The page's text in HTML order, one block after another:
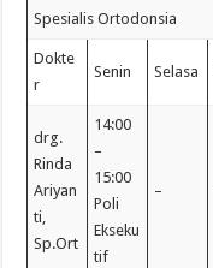
Spesialis Ortodonsia
Dokte
r
Senin Selasa
drg.
Rinda
Ariyan
ti,
Sp.Ort
14:00
–
15:00
Poli
Ekseku
tif
–